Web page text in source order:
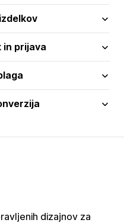
in prijava
dizajnov za